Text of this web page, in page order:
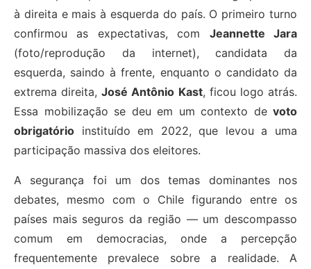
à direita e mais à esquerda do país. O primeiro turno
confirmou as expectativas, com Jeannette Jara
(foto/reprodução da internet), candidata da
esquerda, saindo à frente, enquanto o candidato da
extrema direita,José Antônio Kast, ficou logo atrás.
Essa mobilização se deu em um contexto de voto
obrigatório instituído em 2022, que levou a uma
participação massiva dos eleitores.
A segurança foi um dos temas dominantes nos
debates, mesmo com o Chile figurando entre os
países mais seguros da região — um descompasso
comum em democracias, onde a percepção
frequentemente prevalece sobre a realidade. A